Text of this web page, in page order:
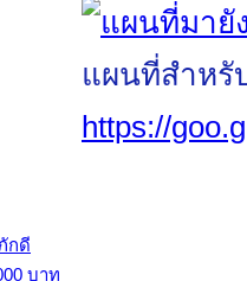
แผนที่สำหรั
https://